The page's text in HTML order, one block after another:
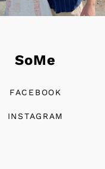
SoMe
FACEBOOK
INSTAGRAM